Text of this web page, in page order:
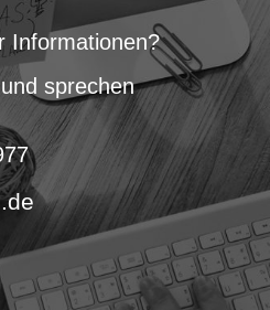
Informationen?
sprechen